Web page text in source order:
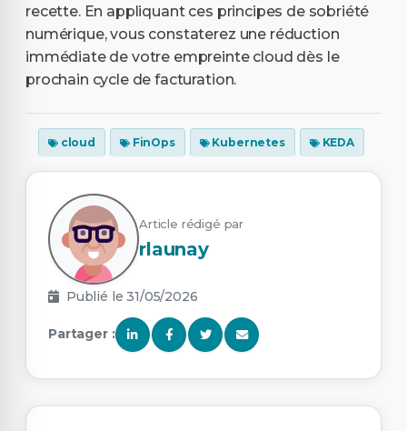
recette. En appliquant ces principes de sobriété
numérique, vous constaterez une réduction
immédiate de votre empreinte cloud dès le
prochain cycle de facturation.
cloud FinOps Kubernetes KEDA
Article rédigé par
rlaunay
Publié le 31/05/2026
Partager :